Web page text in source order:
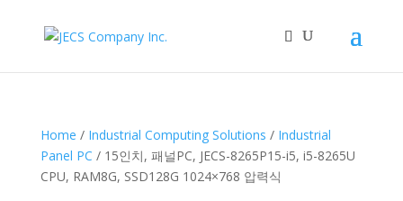
Home / Industrial Computing Solutions / Industrial
Panel PC / 15인치, 패널PC, JECS-8265P15-i5, i5-8265U
CPU, RAM8G, SSD128G 1024×768 압력식